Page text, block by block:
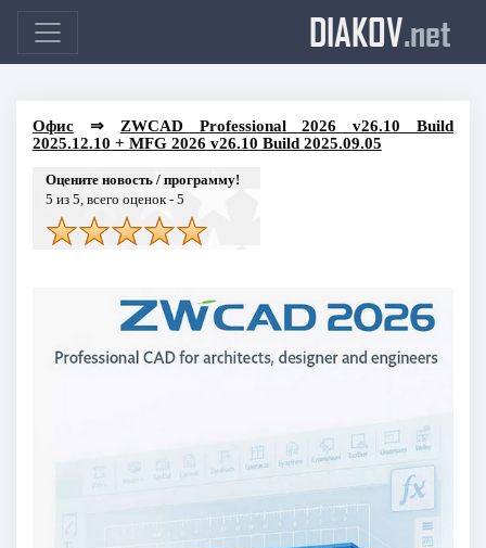
DIAKOV.net
Офис⇒ ZWCAD Professional 2026 v26.10 Build
2025.12.10 + MFG 2026 v26.10 Build 2025.09.05
Оцените новость / программу!
5 из 5, всего оценок - 5